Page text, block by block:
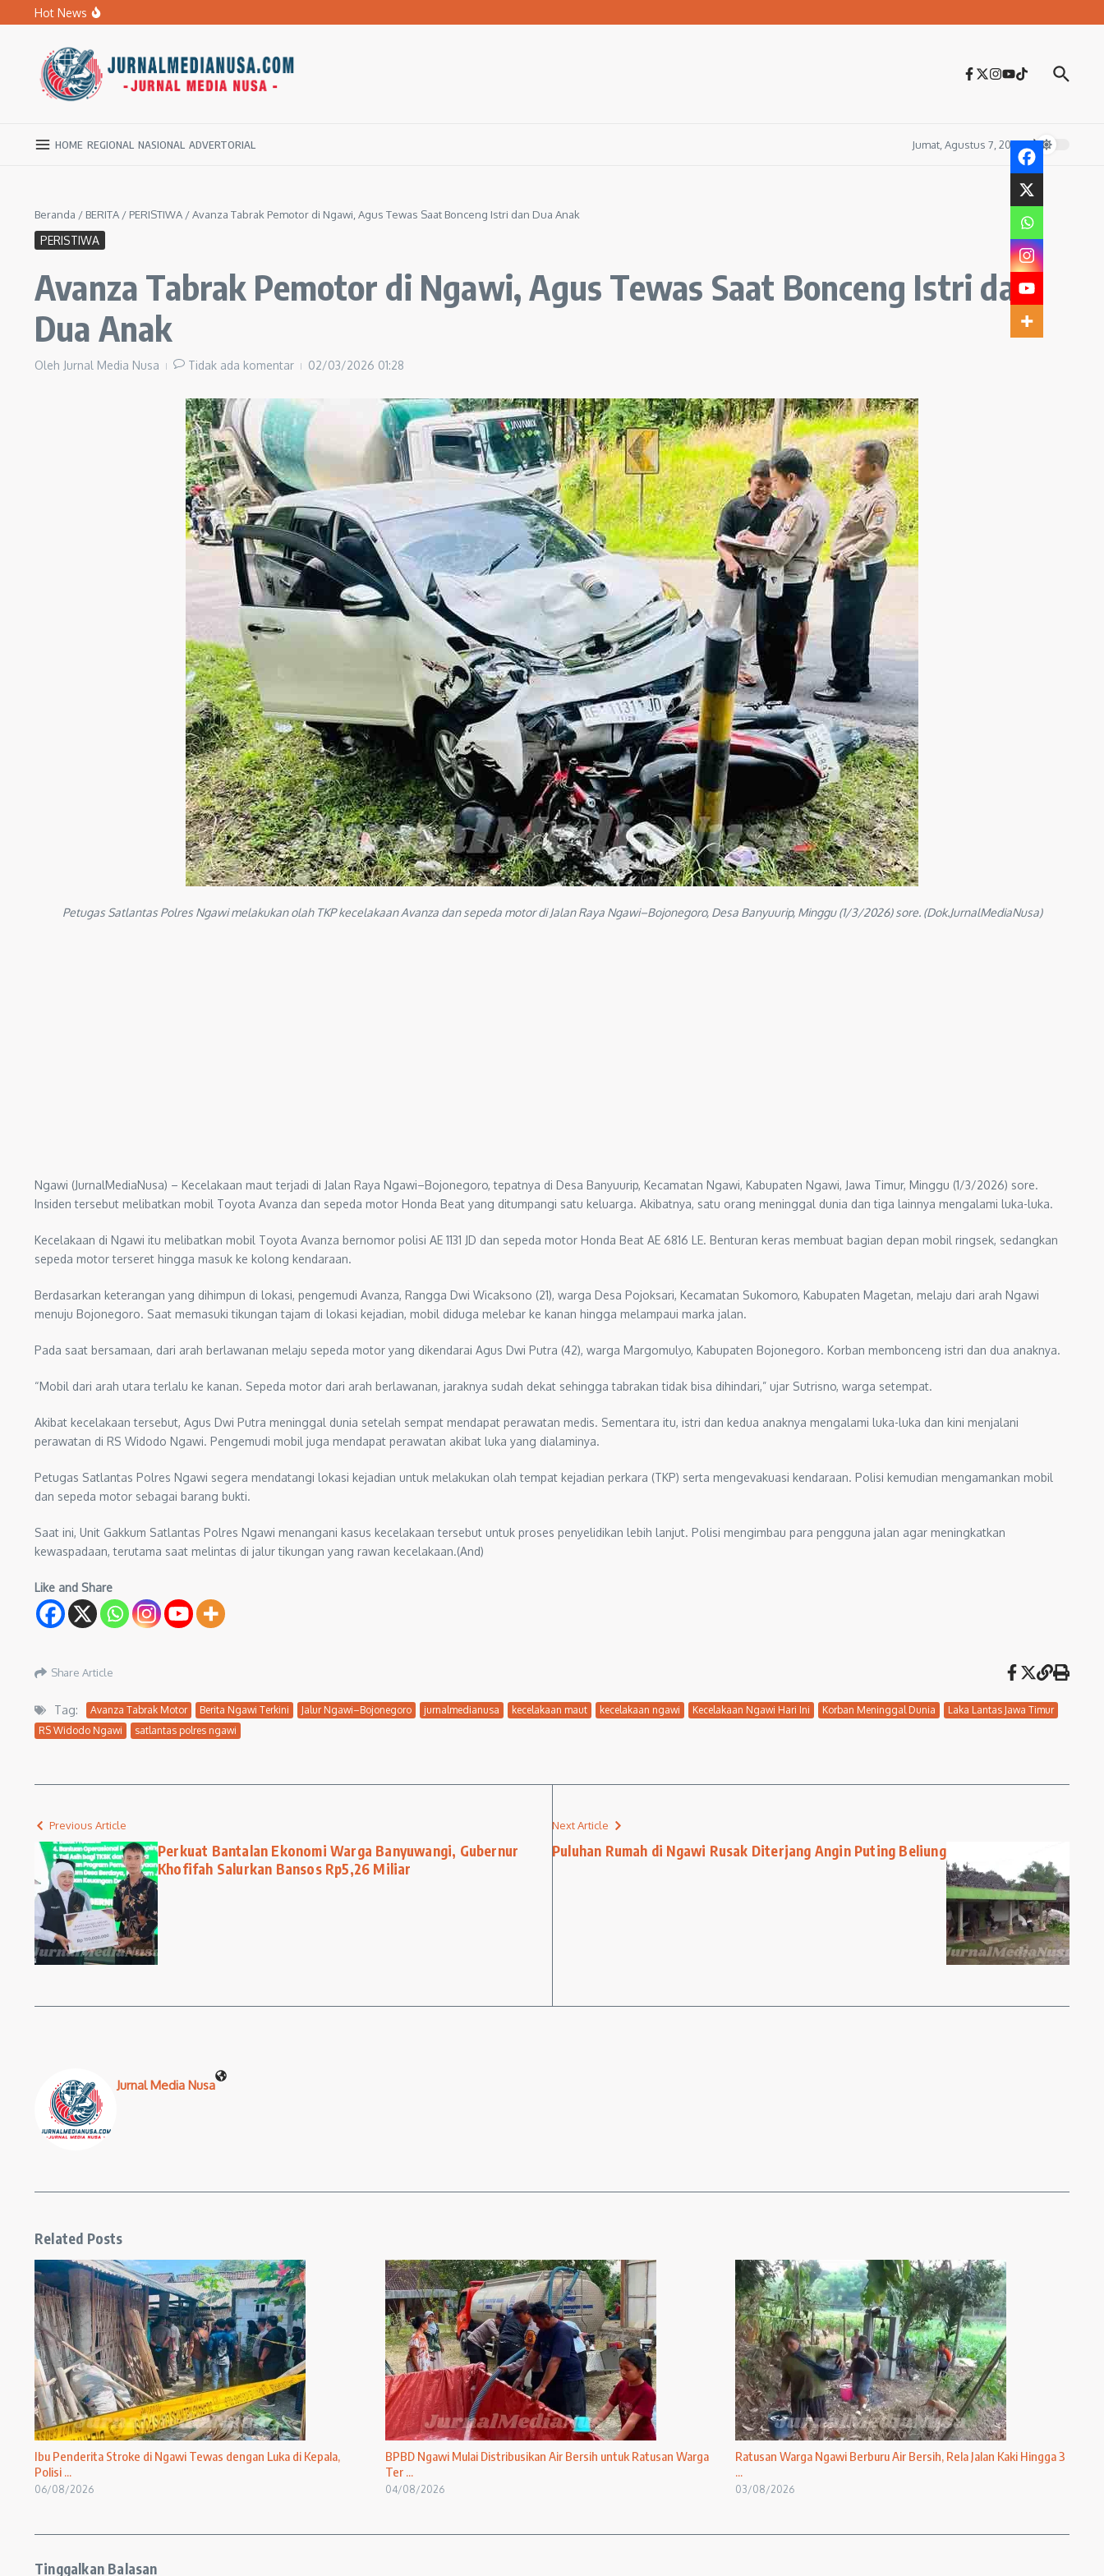
Lewati ke konten
Hot News
Kupas Pola Asuh Berbasis Otak Anak, SD Muhammadiyah 1 Ngawi Gelar Seminar Golden Parenting
HOME REGIONAL NASIONAL ADVERTORIAL Jumat, Agustus 7, 2026
Beranda / BERITA / PERISTIWA /Avanza Tabrak Pemotor di Ngawi, Agus Tewas Saat Bonceng Istri dan Dua Anak
PERISTIWA
Avanza Tabrak Pemotor di Ngawi, Agus Tewas Saat Bonceng Istri dan
Dua Anak
Oleh Jurnal Media Nusa Tidak ada komentar 02/03/2026 01:28
Petugas Satlantas Polres Ngawi melakukan olah TKP kecelakaan Avanza dan sepeda motor di Jalan Raya Ngawi–Bojonegoro, Desa Banyuurip, Minggu (1/3/2026) sore. (Dok.JurnalMediaNusa)
Ngawi (JurnalMediaNusa) – Kecelakaan maut terjadi di Jalan Raya Ngawi–Bojonegoro, tepatnya di Desa Banyuurip, Kecamatan Ngawi, Kabupaten Ngawi, Jawa Timur, Minggu (1/3/2026) sore.
Insiden tersebut melibatkan mobil Toyota Avanza dan sepeda motor Honda Beat yang ditumpangi satu keluarga. Akibatnya, satu orang meninggal dunia dan tiga lainnya mengalami luka-luka.
Kecelakaan di Ngawi itu melibatkan mobil Toyota Avanza bernomor polisi AE 1131 JD dan sepeda motor Honda Beat AE 6816 LE. Benturan keras membuat bagian depan mobil ringsek, sedangkan
sepeda motor terseret hingga masuk ke kolong kendaraan.
Berdasarkan keterangan yang dihimpun di lokasi, pengemudi Avanza, Rangga Dwi Wicaksono (21), warga Desa Pojoksari, Kecamatan Sukomoro, Kabupaten Magetan, melaju dari arah Ngawi
menuju Bojonegoro. Saat memasuki tikungan tajam di lokasi kejadian, mobil diduga melebar ke kanan hingga melampaui marka jalan.
Pada saat bersamaan, dari arah berlawanan melaju sepeda motor yang dikendarai Agus Dwi Putra (42), warga Margomulyo, Kabupaten Bojonegoro. Korban membonceng istri dan dua anaknya.
“Mobil dari arah utara terlalu ke kanan. Sepeda motor dari arah berlawanan, jaraknya sudah dekat sehingga tabrakan tidak bisa dihindari,” ujar Sutrisno, warga setempat.
Akibat kecelakaan tersebut, Agus Dwi Putra meninggal dunia setelah sempat mendapat perawatan medis. Sementara itu, istri dan kedua anaknya mengalami luka-luka dan kini menjalani
perawatan di RS Widodo Ngawi. Pengemudi mobil juga mendapat perawatan akibat luka yang dialaminya.
Petugas Satlantas Polres Ngawi segera mendatangi lokasi kejadian untuk melakukan olah tempat kejadian perkara (TKP) serta mengevakuasi kendaraan. Polisi kemudian mengamankan mobil
dan sepeda motor sebagai barang bukti.
Saat ini, Unit Gakkum Satlantas Polres Ngawi menangani kasus kecelakaan tersebut untuk proses penyelidikan lebih lanjut. Polisi mengimbau para pengguna jalan agar meningkatkan
kewaspadaan, terutama saat melintas di jalur tikungan yang rawan kecelakaan.(And)
Like and Share
Share Article
Tag: Avanza Tabrak Motor Berita Ngawi Terkini Jalur Ngawi–Bojonegoro jurnalmedianusa kecelakaan maut kecelakaan ngawi Kecelakaan Ngawi Hari Ini Korban Meninggal Dunia
Laka Lantas Jawa Timur
RS Widodo Ngawi
satlantas polres ngawi
Previous Article
Perkuat Bantalan Ekonomi Warga Banyuwangi, Gubernur
Khofifah Salurkan Bansos Rp5,26 Miliar
Next Article
Puluhan Rumah di Ngawi Rusak Diterjang Angin Puting Beliung
Jurnal Media Nusa
Related Posts
Ibu Penderita Stroke di Ngawi Tewas dengan Luka di Kepala,
Polisi ...
06/08/2026
BPBD Ngawi Mulai Distribusikan Air Bersih untuk Ratusan Warga
Ter ...
04/08/2026
Ratusan Warga Ngawi Berburu Air Bersih, Rela Jalan Kaki Hingga 3
...
03/08/2026
Tinggalkan Balasan